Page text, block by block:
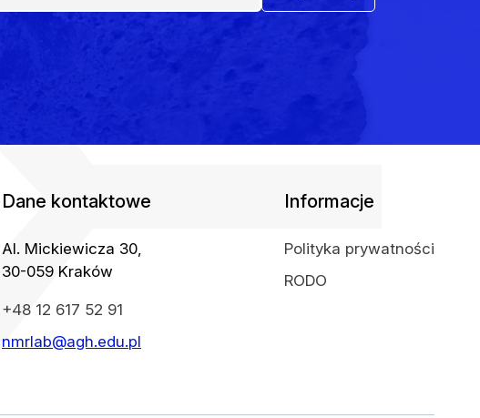
Dane kontaktowe
Al. Mickiewicza 30,
30-059 Kraków
+48 12 617 52 91
nmrlab@agh.edu.pl
Informacje
Polityka prywatności
RODO